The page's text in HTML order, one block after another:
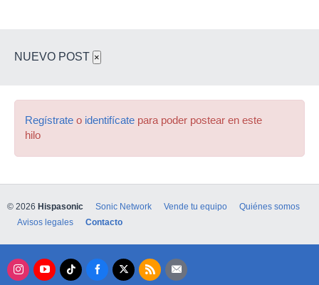
NUEVO POST ×
Regístrate o identifícate para poder postear en este
hilo
© 2026 Hispasonic Sonic Network Vende tu equipo
Quiénes somos
Avisos legales
Contacto